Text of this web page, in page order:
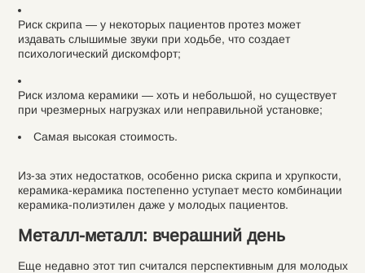
Риск скрипа — у некоторых пациентов протез может
издавать слышимые звуки при ходьбе, что создает
психологический дискомфорт;
Риск излома керамики — хоть и небольшой, но существует
при чрезмерных нагрузках или неправильной установке;
Самая высокая стоимость.
Из-за этих недостатков, особенно риска скрипа и хрупкости,
керамика-керамика постепенно уступает место комбинации
керамика-полиэтилен даже у молодых пациентов.
Металл-металл: вчерашний день
Еще недавно этот тип считался перспективным для молодых